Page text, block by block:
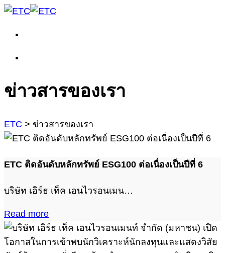
ข่าวสารของเรา
ETC > ข่าวสารของเรา
ETC ติดอันดับหลักทรัพย์ ESG100 ต่อเนื่องเป็นปีที่ 6
บริษัท เอิร์ธ เท็ค เอนไวรอนเมน…
Read more